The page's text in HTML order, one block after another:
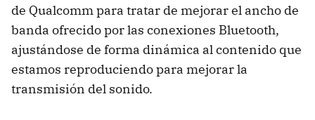
de Qualcomm para tratar de mejorar el ancho de
banda ofrecido por las conexiones Bluetooth,
ajustándose de forma dinámica al contenido que
estamos reproduciendo para mejorar la
transmisión del sonido.